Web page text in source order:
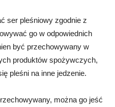
ser pleśniowy zgodnie z
go w odpowiednich
być przechowywany w
produktów spożywczych,
pleśni na inne jedzenie.
można go jeść